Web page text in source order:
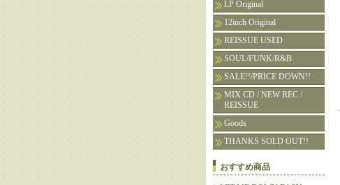
LP Original
12inch Original
REISSUE USED
SOUL/FUNK/R&B
SALE!!/PRICE DOWN!!
MIX CD / NEW REC /
REISSUE
Goods
THANKS SOLD OUT!!
おすすめ商品